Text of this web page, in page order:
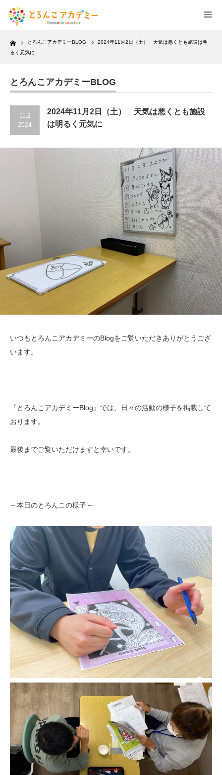
Home とろんこアカデミーBLOG
2024年11月2日（土） 天気は悪くとも施設は明
るく元気に
とろんこアカデミーBLOG
11.2
2024
2024年11月2日（土） 天気は悪くとも施設
は明るく元気に
いつもとろんこアカデミーのBlogをご覧いただきありがとうござ
います。
『とろんこアカデミーBlog』では、日々の活動の様子を掲載して
おります。
最後までご覧いただけますと幸いです。
～本日のとろんこの様子～